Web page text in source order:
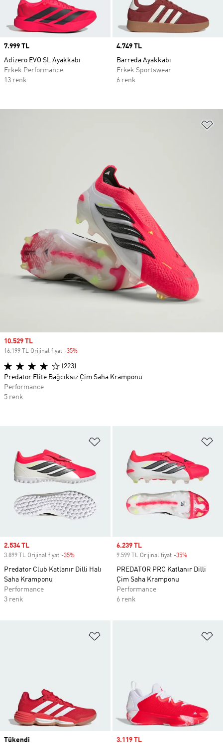
Price
7.999 TL
Adizero EVO SL Ayakkabı
Erkek Performance
13 renk
Price
4.749 TL
Barreda Ayakkabı
Erkek Sportswear
6 renk
Sale price
2.534 TL
3.899 TL Orijinal fiyat -35%
Predator Club Katlanır Dilli Halı
Saha Kramponu
Performance
3 renk
Sale price
6.239 TL
9.599 TL Orijinal fiyat -35%
PREDATOR PRO Katlanır Dilli
Çim Saha Kramponu
Performance
6 renk
Tükendi Sale price
3.119 TL
Sale price
10.529 TL
16.199 TL Orijinal fiyat -35%
(223)
Predator Elite Bağcıksız Çim Saha Kramponu
Performance
5 renk